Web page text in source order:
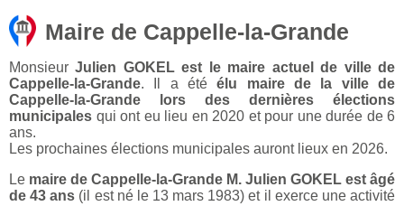
Maire de Cappelle-la-Grande
MonsieurJulien GOKEL est le maire actuel de ville de
Cappelle-la-Grande. Il a étéélu maire de la ville de
Cappelle-la-Grande lors des dernières élections
municipales qui ont eu lieu en 2020 et pour une durée de 6
ans.
Les prochaines élections municipales auront lieux en 2026.
Le maire de Cappelle-la-Grande M. Julien GOKEL est âgé
de 43 ans (il est né le 13 mars 1983) et il exerce une activité